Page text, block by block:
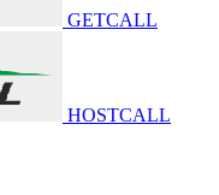
GETCALL
HOSTCALL